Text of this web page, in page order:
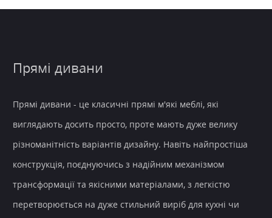
Прямі дивани
Прямі дивани - це класичні прямі м'які меблі, які
виглядають досить просто, проте мають дуже велику
різноманітність варіантів дизайну. Навіть найпростіша
конструкція, поєднуючись з надійним механізмом
трансформації та якісними матеріалами, з легкістю
перетворюється на дуже стильний виріб для кухні чи